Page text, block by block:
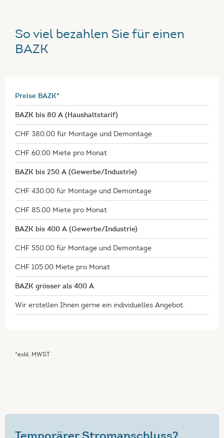
So viel bezahlen Sie für einen
BAZK
Preise BAZK*
BAZK bis 80 A (Haushaltstarif)
CHF 380.00 für Montage und Demontage
CHF 60.00 Miete pro Monat
BAZK bis 250 A (Gewerbe/Industrie)
CHF 430.00 für Montage und Demontage
CHF 85.00 Miete pro Monat
BAZK bis 400 A (Gewerbe/Industrie)
CHF 550.00 für Montage und Demontage
CHF 105.00 Miete pro Monat
BAZK grösser als 400 A
Wir erstellen Ihnen gerne ein individuelles Angebot.
*exkl. MWST